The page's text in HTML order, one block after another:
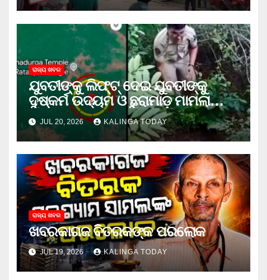
ରାଜ୍ୟ ଖବର
ଯୁବତୀଙ୍କୁ ଲିଫ୍‌ଟ୍‌ ଦେଇ ଯୁବତୀଙ୍କୁ
ଦୁଷ୍କର୍ମ ଉଦ୍ୟମ ଓ ଛୁରାମାଡ଼ ମାମଲାରେ
ଜେଲ ଗଲା ଅଭିଯୁକ୍ତ
JUL 20, 2026 KALINGA TODAY
ରାଜ୍ୟ ଖବର
ଖବରକାଗଜ ବିତରକଙ୍କ ପରଲୋକ
JUL 19, 2026 KALINGA TODAY